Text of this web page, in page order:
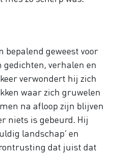
bepalend geweest voor
gedichten, verhalen en
verwondert hij zich
waar zich gruwelen
na afloop zijn blijven
niets is gebeurd. Hij
landschap’ en
dat juist dat